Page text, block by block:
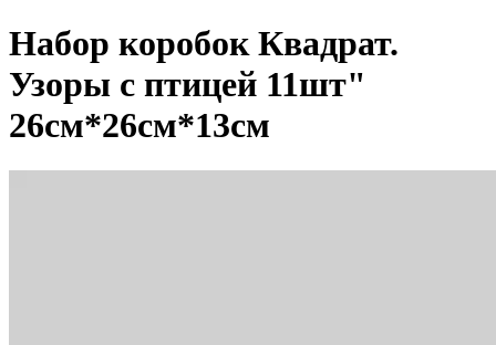
Набор коробок Квадрат.
Узоры с птицей 11шт"
26см*26см*13см